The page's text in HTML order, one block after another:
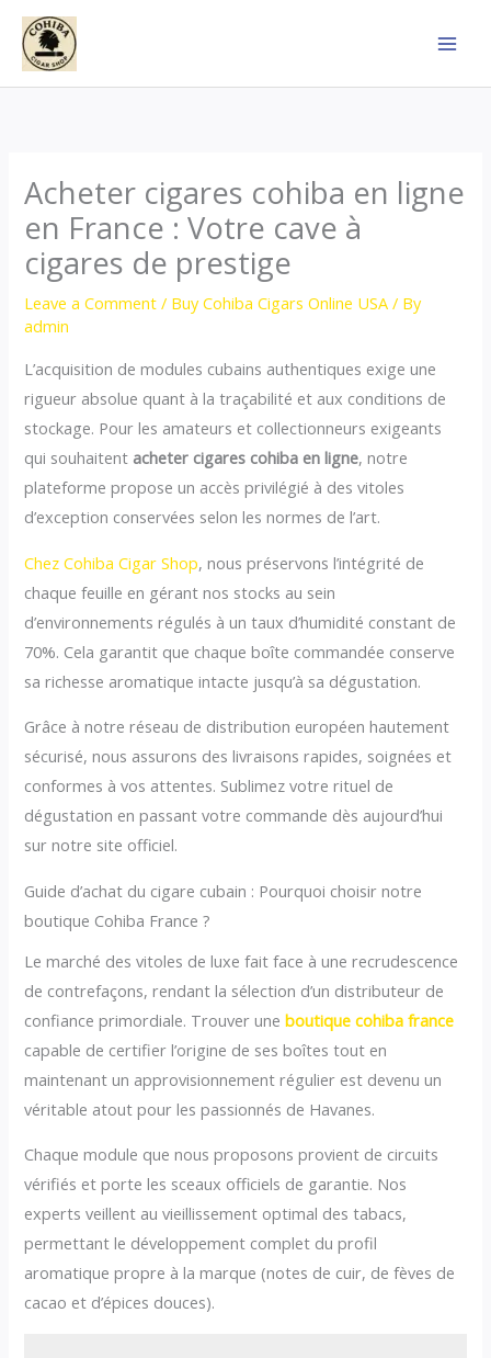
Skip
content
Acheter cigares cohiba en ligne
en France : Votre cave à
cigares de prestige
Leave a Comment / Buy Cohiba Cigars Online USA / By
admin
L’acquisition de modules cubains authentiques exige une
rigueur absolue quant à la traçabilité et aux conditions de
stockage. Pour les amateurs et collectionneurs exigeants
qui souhaitent acheter cigares cohiba en ligne, notre
plateforme propose un accès privilégié à des vitoles
d’exception conservées selon les normes de l’art.
Chez Cohiba Cigar Shop, nous préservons l’intégrité de
chaque feuille en gérant nos stocks au sein
d’environnements régulés à un taux d’humidité constant de
70%. Cela garantit que chaque boîte commandée conserve
sa richesse aromatique intacte jusqu’à sa dégustation.
Grâce à notre réseau de distribution européen hautement
sécurisé, nous assurons des livraisons rapides, soignées et
conformes à vos attentes. Sublimez votre rituel de
dégustation en passant votre commande dès aujourd’hui
sur notre site officiel.
Guide d’achat du cigare cubain : Pourquoi choisir notre
boutique Cohiba France ?
Le marché des vitoles de luxe fait face à une recrudescence
de contrefaçons, rendant la sélection d’un distributeur de
confiance primordiale. Trouver une boutique cohiba france
capable de certifier l’origine de ses boîtes tout en
maintenant un approvisionnement régulier est devenu un
véritable atout pour les passionnés de Havanes.
Chaque module que nous proposons provient de circuits
vérifiés et porte les sceaux officiels de garantie. Nos
experts veillent au vieillissement optimal des tabacs,
permettant le développement complet du profil
aromatique propre à la marque (notes de cuir, de fèves de
cacao et d’épices douces).